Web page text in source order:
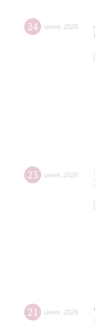
24 июня 2026
23 июня 2026
21 июня 2026